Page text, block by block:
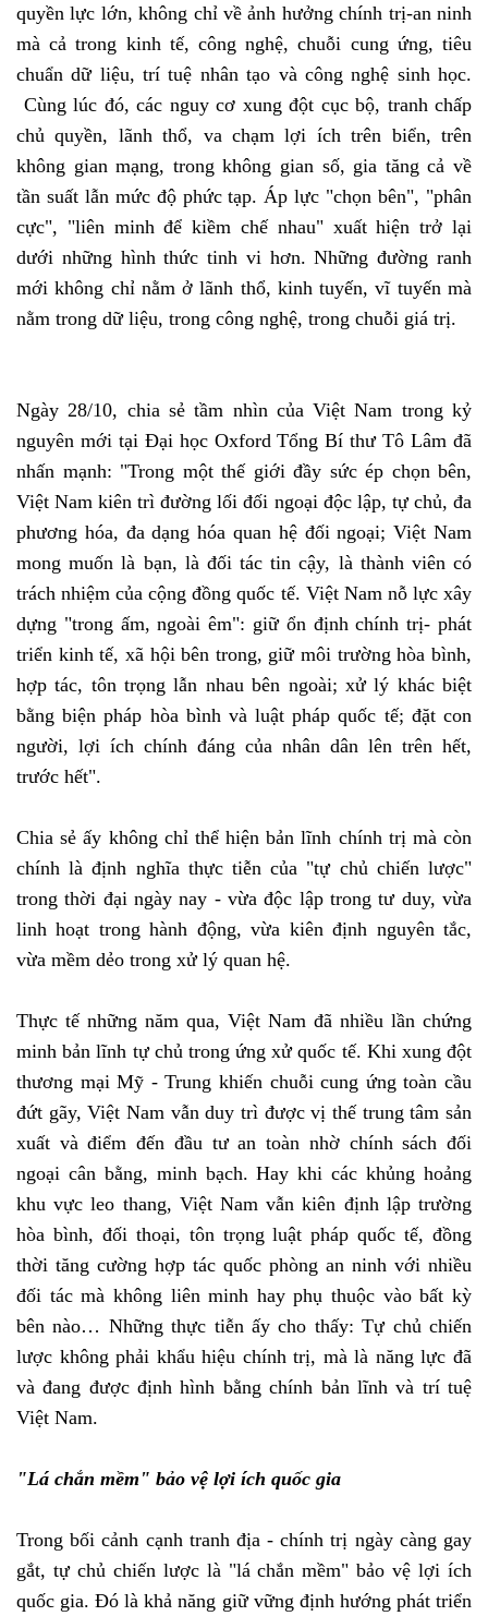
quyền lực lớn, không chỉ về ảnh hưởng chính trị-an ninh
mà cả trong kinh tế, công nghệ, chuỗi cung ứng, tiêu
chuẩn dữ liệu, trí tuệ nhân tạo và công nghệ sinh học.
Cùng lúc đó, các nguy cơ xung đột cục bộ, tranh chấp
chủ quyền, lãnh thổ, va chạm lợi ích trên biển, trên
không gian mạng, trong không gian số, gia tăng cả về
tần suất lẫn mức độ phức tạp. Áp lực "chọn bên", "phân
cực", "liên minh để kiềm chế nhau" xuất hiện trở lại
dưới những hình thức tinh vi hơn. Những đường ranh
mới không chỉ nằm ở lãnh thổ, kinh tuyến, vĩ tuyến mà
nằm trong dữ liệu, trong công nghệ, trong chuỗi giá trị.
Ngày 28/10, chia sẻ tầm nhìn của Việt Nam trong kỷ
nguyên mới tại Đại học Oxford Tổng Bí thư Tô Lâm đã
nhấn mạnh: "Trong một thế giới đầy sức ép chọn bên,
Việt Nam kiên trì đường lối đối ngoại độc lập, tự chủ, đa
phương hóa, đa dạng hóa quan hệ đối ngoại; Việt Nam
mong muốn là bạn, là đối tác tin cậy, là thành viên có
trách nhiệm của cộng đồng quốc tế. Việt Nam nỗ lực xây
dựng "trong ấm, ngoài êm": giữ ổn định chính trị- phát
triển kinh tế, xã hội bên trong, giữ môi trường hòa bình,
hợp tác, tôn trọng lẫn nhau bên ngoài; xử lý khác biệt
bằng biện pháp hòa bình và luật pháp quốc tế; đặt con
người, lợi ích chính đáng của nhân dân lên trên hết,
trước hết".
Chia sẻ ấy không chỉ thể hiện bản lĩnh chính trị mà còn
chính là định nghĩa thực tiễn của "tự chủ chiến lược"
trong thời đại ngày nay - vừa độc lập trong tư duy, vừa
linh hoạt trong hành động, vừa kiên định nguyên tắc,
vừa mềm dẻo trong xử lý quan hệ.
Thực tế những năm qua, Việt Nam đã nhiều lần chứng
minh bản lĩnh tự chủ trong ứng xử quốc tế. Khi xung đột
thương mại Mỹ - Trung khiến chuỗi cung ứng toàn cầu
đứt gãy, Việt Nam vẫn duy trì được vị thế trung tâm sản
xuất và điểm đến đầu tư an toàn nhờ chính sách đối
ngoại cân bằng, minh bạch. Hay khi các khủng hoảng
khu vực leo thang, Việt Nam vẫn kiên định lập trường
hòa bình, đối thoại, tôn trọng luật pháp quốc tế, đồng
thời tăng cường hợp tác quốc phòng an ninh với nhiều
đối tác mà không liên minh hay phụ thuộc vào bất kỳ
bên nào… Những thực tiễn ấy cho thấy: Tự chủ chiến
lược không phải khẩu hiệu chính trị, mà là năng lực đã
và đang được định hình bằng chính bản lĩnh và trí tuệ
Việt Nam.
"Lá chắn mềm" bảo vệ lợi ích quốc gia
Trong bối cảnh cạnh tranh địa - chính trị ngày càng gay
gắt, tự chủ chiến lược là "lá chắn mềm" bảo vệ lợi ích
quốc gia. Đó là khả năng giữ vững định hướng phát triển